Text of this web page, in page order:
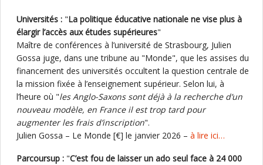
Universités : "La politique éducative nationale ne vise plus à
élargir l’accès aux études supérieures"
Maître de conférences à l’université de Strasbourg, Julien
Gossa juge, dans une tribune au "Monde", que les assises du
financement des universités occultent la question centrale de
la mission fixée à l’enseignement supérieur. Selon lui, à
l’heure où "les Anglo-Saxons sont déjà à la recherche d’un
nouveau modèle, en France il est trop tard pour
augmenter les frais d’inscription".
Julien Gossa – Le Monde [€] le janvier 2026 – à lire ici…
Parcoursup : "C’est fou de laisser un ado seul face à 24 000